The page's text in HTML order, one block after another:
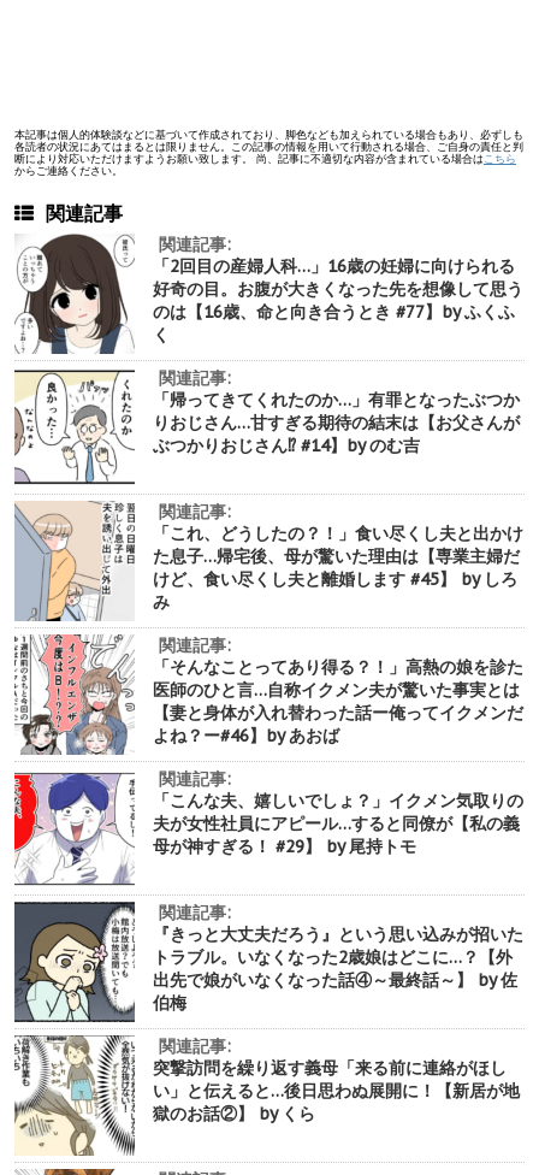
本記事は個人的体験談などに基づいて作成されており、脚色なども加えられている場合もあり、必ずしも
各読者の状況にあてはまるとは限りません。この記事の情報を用いて行動される場合、ご自身の責任と判
断により対応いただけますようお願い致します。 尚、記事に不適切な内容が含まれている場合は こちら
からご連絡ください。
関連記事
関連記事:
「2回目の産婦人科…」16歳の妊婦に向けられる
好奇の目。お腹が大きくなった先を想像して思う
のは【16歳、命と向き合うとき #77】by ふくふ
く
関連記事:
「帰ってきてくれたのか…」有罪となったぶつか
りおじさん…甘すぎる期待の結末は【お父さんが
ぶつかりおじさん⁉︎ #14】by のむ吉
関連記事:
「これ、どうしたの？！」食い尽くし夫と出かけ
た息子…帰宅後、母が驚いた理由は【専業主婦だ
けど、食い尽くし夫と離婚します #45】 by しろ
み
関連記事:
「そんなことってあり得る？！」高熱の娘を診た
医師のひと言…自称イクメン夫が驚いた事実とは
【妻と身体が入れ替わった話ー俺ってイクメンだ
よね？ー#46】by あおば
関連記事:
「こんな夫、嬉しいでしょ？」イクメン気取りの
夫が女性社員にアピール…すると同僚が【私の義
母が神すぎる！ #29】 by 尾持トモ
関連記事:
『きっと大丈夫だろう』という思い込みが招いた
トラブル。いなくなった2歳娘はどこに…？【外
出先で娘がいなくなった話④～最終話～】 by 佐
伯梅
関連記事:
突撃訪問を繰り返す義母「来る前に連絡がほし
い」と伝えると…後日思わぬ展開に！【新居が地
獄のお話②】 by くら